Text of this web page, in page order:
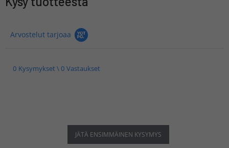
Arvostelut tarjoaa
0 Kysymykset \ 0 Vastaukset
JÄTÄ ENSIMMÄINEN KYSYMYS